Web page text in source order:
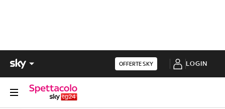
OFFERTE SKY LOGIN